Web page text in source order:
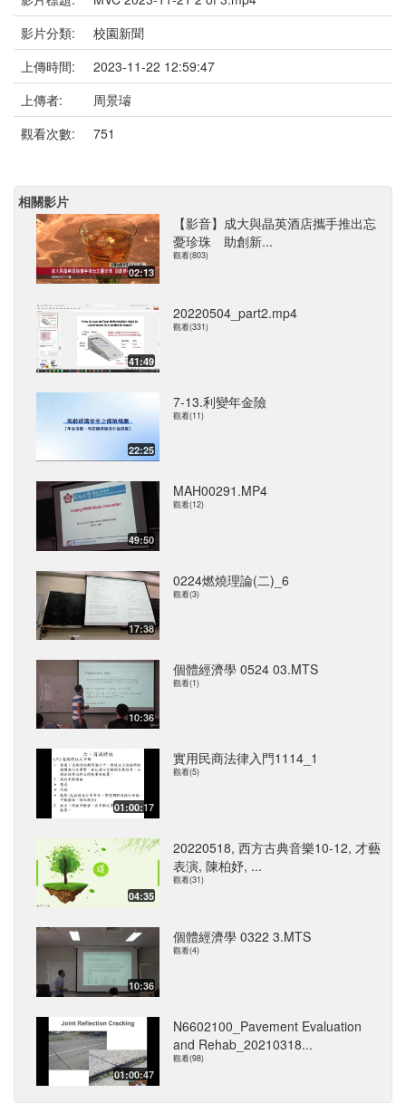
影片分類:
校園新聞
上傳時間:
2023-11-22 12:59:47
上傳者:
周景璿
觀看次數:
751
相關影片
02:13
【影音】成大與晶英酒店攜手推出忘
憂珍珠 助創新...
觀看(803)
41:49
20220504_part2.mp4
觀看(331)
22:25
7-13.利變年金險
觀看(11)
49:50
MAH00291.MP4
觀看(12)
17:38
0224燃燒理論(二)_6
觀看(3)
10:36
個體經濟學 0524 03.MTS
觀看(1)
01:00:17
實用民商法律入門1114_1
觀看(5)
04:35
20220518, 西方古典音樂10-12, 才藝
表演, 陳柏妤, ...
觀看(31)
10:36
個體經濟學 0322 3.MTS
觀看(4)
01:00:47
N6602100_Pavement Evaluation
and Rehab_20210318...
觀看(98)